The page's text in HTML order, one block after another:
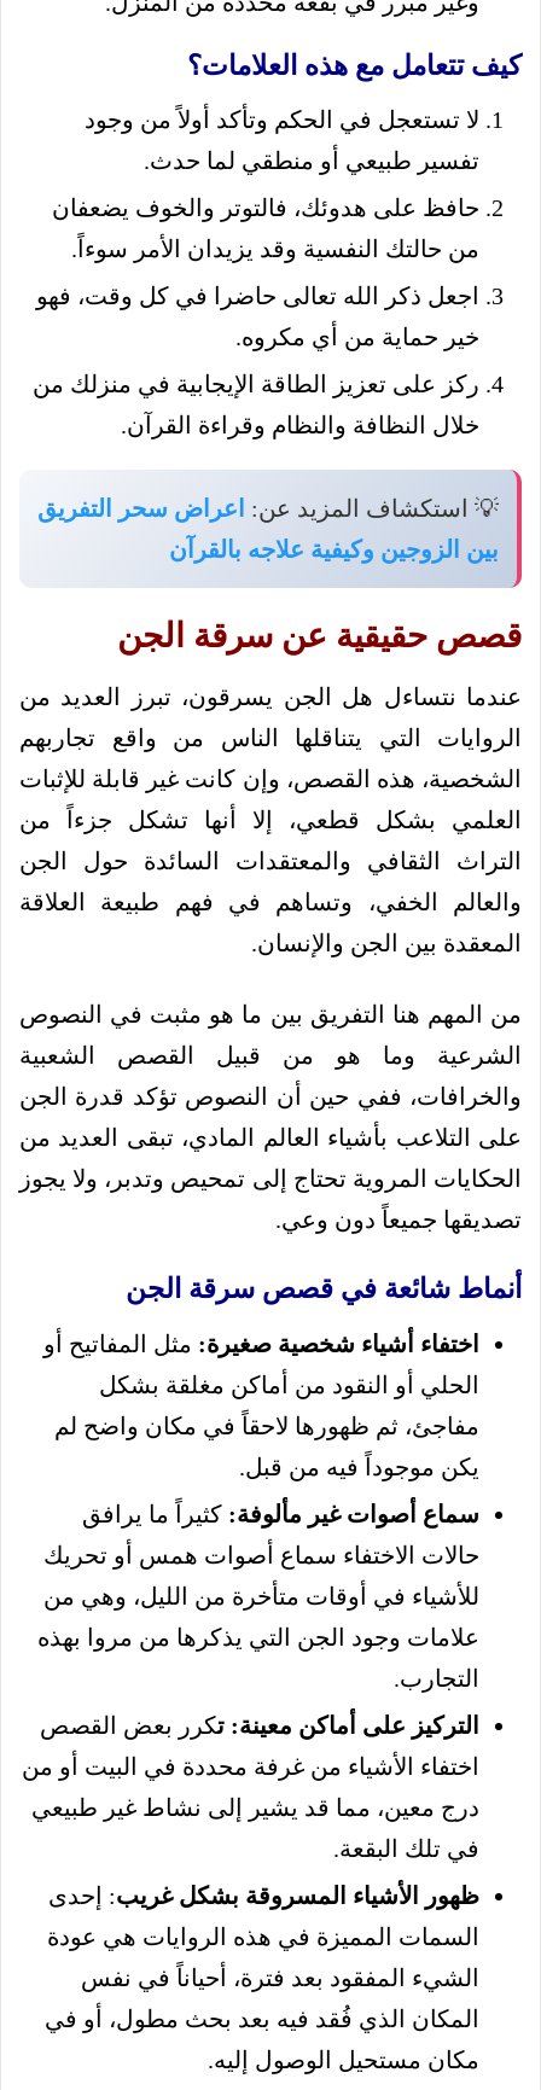
كيف تتعامل مع هذه العلامات؟
لا تستعجل في الحكم وتأكد أولاً من وجود
تفسير طبيعي أو منطقي لما حدث.
حافظ على هدوئك، فالتوتر والخوف يضعفان
من حالتك النفسية وقد يزيدان الأمر سوءاً.
اجعل ذكر الله تعالى حاضرا في كل وقت، فهو
خير حماية من أي مكروه.
ركز على تعزيز الطاقة الإيجابية في منزلك من
خلال النظافة والنظام وقراءة القرآن.
💡 استكشاف المزيد عن: اعراض سحر التفريق
بين الزوجين وكيفية علاجه بالقرآن
قصص حقيقية عن سرقة الجن
عندما نتساءل هل الجن يسرقون، تبرز العديد من
الروايات التي يتناقلها الناس من واقع تجاربهم
الشخصية، هذه القصص، وإن كانت غير قابلة للإثبات
العلمي بشكل قطعي، إلا أنها تشكل جزءاً من
التراث الثقافي والمعتقدات السائدة حول الجن
والعالم الخفي، وتساهم في فهم طبيعة العلاقة
المعقدة بين الجن والإنسان.
من المهم هنا التفريق بين ما هو مثبت في النصوص
الشرعية وما هو من قبيل القصص الشعبية
والخرافات، ففي حين أن النصوص تؤكد قدرة الجن
على التلاعب بأشياء العالم المادي، تبقى العديد من
الحكايات المروية تحتاج إلى تمحيص وتدبر، ولا يجوز
تصديقها جميعاً دون وعي.
أنماط شائعة في قصص سرقة الجن
اختفاء أشياء شخصية صغيرة: مثل المفاتيح أو
الحلي أو النقود من أماكن مغلقة بشكل
مفاجئ، ثم ظهورها لاحقاً في مكان واضح لم
يكن موجوداً فيه من قبل.
سماع أصوات غير مألوفة: كثيراً ما يرافق
حالات الاختفاء سماع أصوات همس أو تحريك
للأشياء في أوقات متأخرة من الليل، وهي من
علامات وجود الجن التي يذكرها من مروا بهذه
التجارب.
التركيز على أماكن معينة: تكرر بعض القصص
اختفاء الأشياء من غرفة محددة في البيت أو من
درج معين، مما قد يشير إلى نشاط غير طبيعي
في تلك البقعة.
ظهور الأشياء المسروقة بشكل غريب: إحدى
السمات المميزة في هذه الروايات هي عودة
الشيء المفقود بعد فترة، أحياناً في نفس
المكان الذي فُقد فيه بعد بحث مطول، أو في
مكان مستحيل الوصول إليه.